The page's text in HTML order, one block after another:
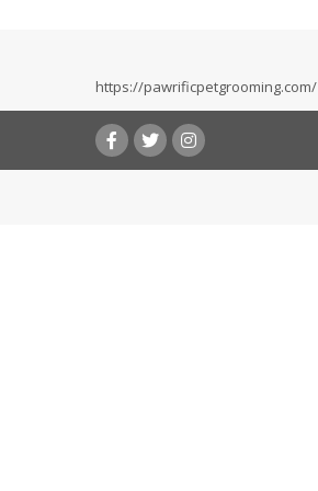
https://pawrificpetgrooming.com/